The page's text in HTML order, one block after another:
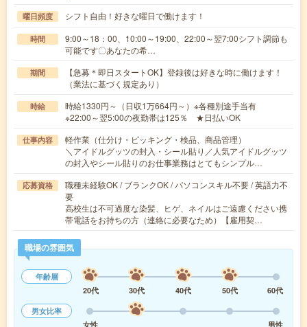
曜日頻度 シフト自由！好きな曜日で働けます！
時間
9:00～18：00、10:00～19:00、22:00～翌7:00シフト調節も
可能です〇あなたの希…
期間
【急募＊即日スタートOK】登録後は好きな時に働けます！
（業法に基づく規定あり）
時給
時給1330円～（日収1万664円～）※各種別途手当有
※22:00～翌5:00の夜勤帯は125％ ★日払いOK
仕事内容
軽作業（仕分け・ピッキング・検品、商品管理）
＼アイドルグッツの封入・シール貼り／人気アイドルグッツ
の封入やシール貼りのお仕事業務はとてもシンプル…
応募資格
職種未経験OK / ブランクOK / パソコンスキル不要 / 英語力不
要
高校生は不可過度な染髪、ヒゲ、ネイルはご遠慮ください携
帯電話をお持ちの方（連絡に必要なため）【雇用契…
職場の雰囲気
年齢層
20代
30代 40代 50代
60代
男女比率
女性
男性